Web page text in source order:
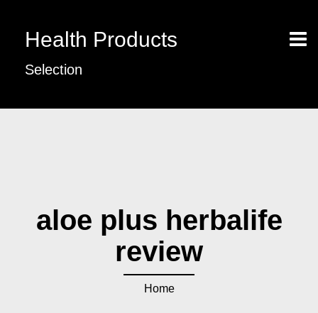
Health Products
Selection
aloe plus herbalife
review
Home